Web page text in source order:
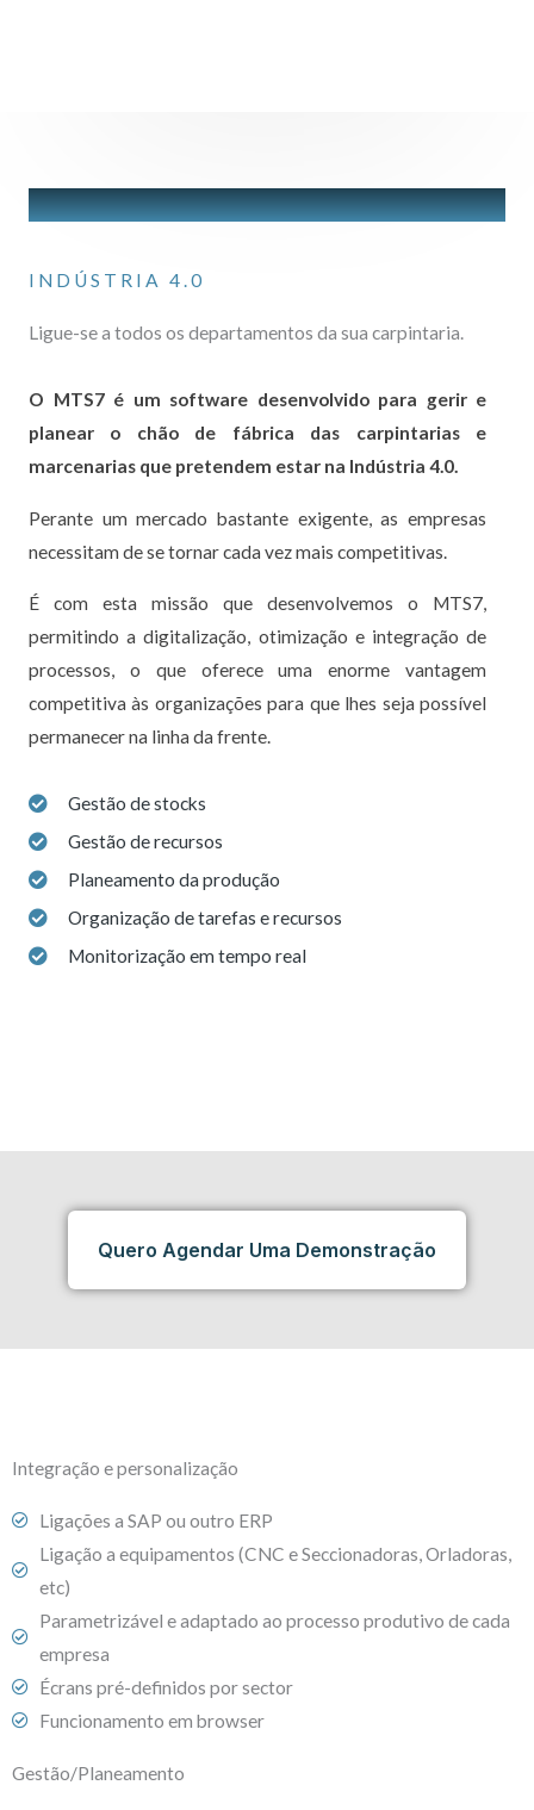
INDÚSTRIA 4.0
Ligue-se a todos os departamentos da sua carpintaria.
O MTS7 é um software desenvolvido para gerir e
planear o chão de fábrica das carpintarias e
marcenarias que pretendem estar na Indústria 4.0.
Perante um mercado bastante exigente, as empresas
necessitam de se tornar cada vez mais competitivas.
É com esta missão que desenvolvemos o MTS7,
permitindo a digitalização, otimização e integração de
processos, o que oferece uma enorme vantagem
competitiva às organizações para que lhes seja possível
permanecer na linha da frente.
Gestão de stocks
Gestão de recursos
Planeamento da produção
Organização de tarefas e recursos
Monitorização em tempo real
Quero Agendar Uma Demonstração
Integração e personalização
Ligações a SAP ou outro ERP
Ligação a equipamentos (CNC e Seccionadoras, Orladoras,
etc)
Parametrizável e adaptado ao processo produtivo de cada
empresa
Écrans pré-definidos por sector
Funcionamento em browser
Gestão/Planeamento